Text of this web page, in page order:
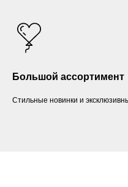
Большой ассортимент
Стильные новинки и